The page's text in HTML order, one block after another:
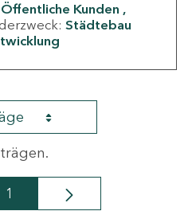
Öffentliche Kunden
Städtebau
Seite
1